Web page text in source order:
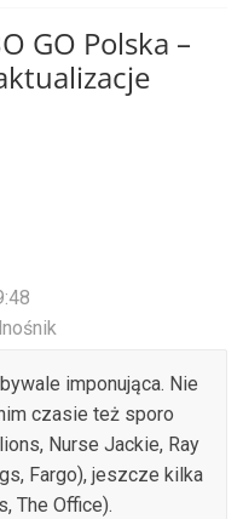
GO Polska –
imponująca. Nie
czasie też sporo
Nurse Jackie, Ray
Fargo), jeszcze kilka
The Office).